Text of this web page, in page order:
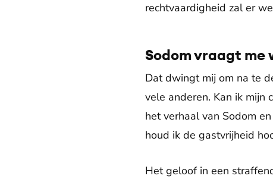
rechtvaardigheid zal er
Sodom vraagt me
Dat dwingt mij om na te
vele anderen. Kan ik mijn
het verhaal van Sodom
houd ik de gastvrijheid
Het geloof in een